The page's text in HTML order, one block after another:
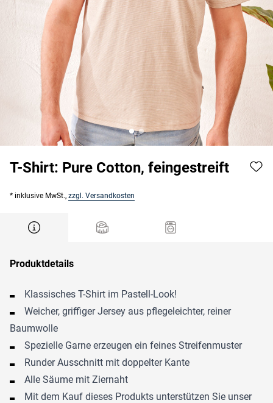
T-Shirt: Pure Cotton, feingestreift
* inklusive MwSt., zzgl. Versandkosten
Produktdetails
Klassisches T-Shirt im Pastell-Look!
Weicher, griffiger Jersey aus pflegeleichter, reiner
Baumwolle
Spezielle Garne erzeugen ein feines Streifenmuster
Runder Ausschnitt mit doppelter Kante
Alle Säume mit Ziernaht
Mit dem Kauf dieses Produkts unterstützen Sie unser